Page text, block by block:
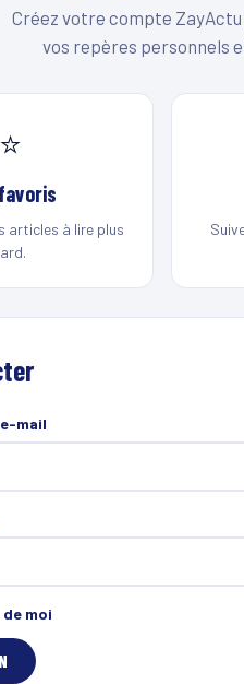
Créez votre compte
vos repères personnels
⭐
articles à lire plus
mail
de moi